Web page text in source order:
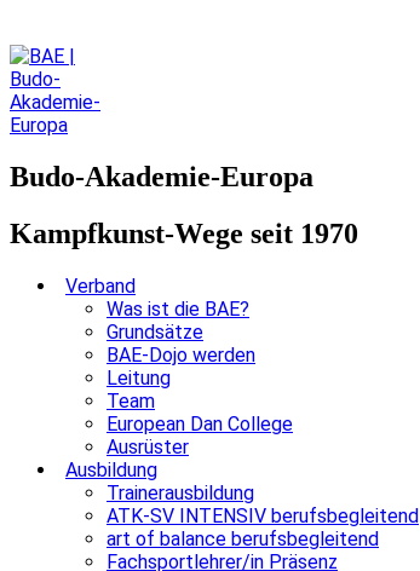
Budo-Akademie-Europa
Kampfkunst-Wege seit 1970
Verband
Was ist die BAE?
Grundsätze
BAE-Dojo werden
Leitung
Team
European Dan College
Ausrüster
Ausbildung
Trainerausbildung
ATK-SV INTENSIV berufsbegleitend
art of balance berufsbegleitend
Fachsportlehrer/in Präsenz